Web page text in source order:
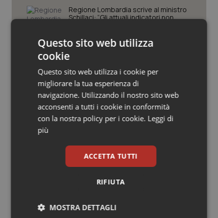
Oncologia & Nutrizione
Psoriasi & pelle
Quotidiano Cardiologia
Quotidiano Chirurgia
Quotidiano Oncologia
Quotidiano Pediatria
Rene & patologie urogenitali
Regione Lombardia scrive al ministro
Schillaci: “Gli attuali indicatori non
Case di comunità. La sfida ora è
punto della Conferenza delle Regioni
San Raffaele di Milano. Ispezioni e
criticità riscontrate, stop al
laboratorio di Embriologia
Ultime analisi e review da QS Pro
Questo sito web utilizza
cookie
Questo sito web utilizza i cookie per
migliorare la tua esperienza di
navigazione. Utilizzando il nostro sito web
acconsenti a tutti i cookie in conformità
con la nostra policy per i cookie. Leggi di
più
ACCETTA TUTTI
RIFIUTA
MOSTRA DETTAGLI